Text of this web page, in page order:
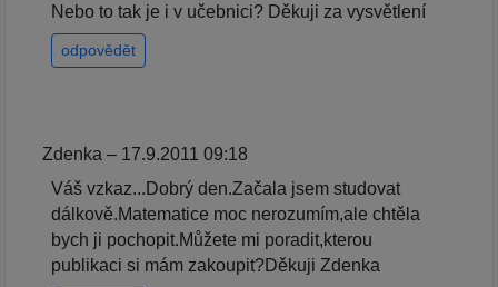
Nebo to tak je i v učebnici? Děkuji za vysvětlení
odpovědět
Zdenka – 17.9.2011 09:18
Váš vzkaz...Dobrý den.Začala jsem studovat
dálkově.Matematice moc nerozumím,ale chtěla
bych ji pochopit.Můžete mi poradit,kterou
publikaci si mám zakoupit?Děkuji Zdenka